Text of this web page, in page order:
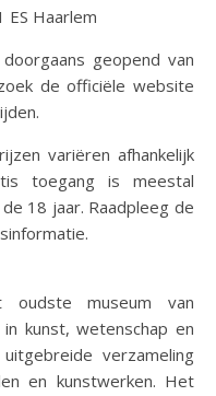
ES Haarlem
geopend van
de officiële website
variëren afhankelijk
toegang is meestal
18 jaar. Raadpleeg de
museum van
kunst, wetenschap en
verzameling
en kunstwerken. Het